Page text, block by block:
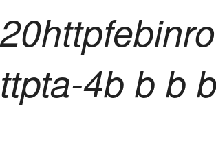
20httpfebinro
ttpta-4b b b